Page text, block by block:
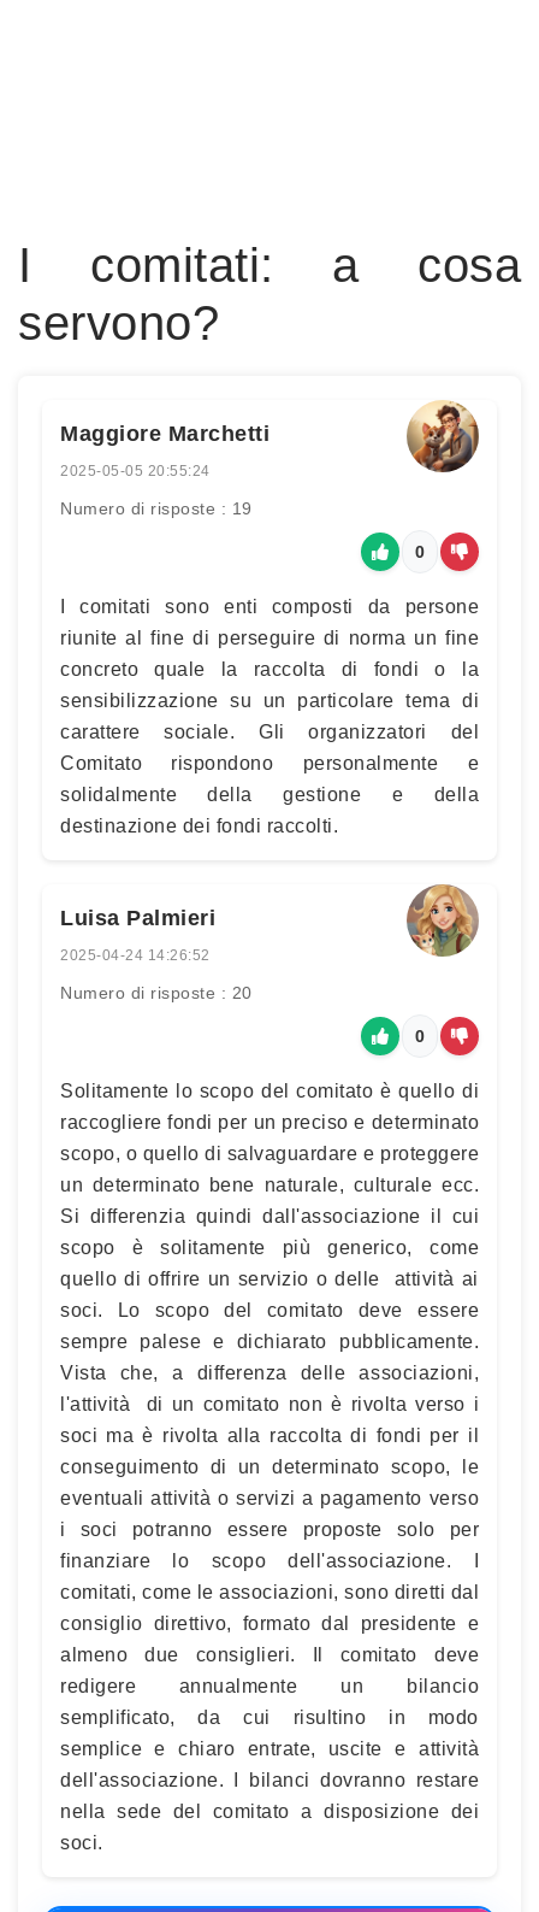
I comitati: a cosa
servono?
Maggiore Marchetti
2025-05-05 20:55:24
Numero di risposte : 19
0
I comitati sono enti composti da persone
riunite al fine di perseguire di norma un fine
concreto quale la raccolta di fondi o la
sensibilizzazione su un particolare tema di
carattere sociale. Gli organizzatori del
Comitato rispondono personalmente e
solidalmente della gestione e della
destinazione dei fondi raccolti.
Luisa Palmieri
2025-04-24 14:26:52
Numero di risposte : 20
0
Solitamente lo scopo del comitato è quello di
raccogliere fondi per un preciso e determinato
scopo, o quello di salvaguardare e proteggere
un determinato bene naturale, culturale ecc.
Si differenzia quindi dall'associazione il cui
scopo è solitamente più generico, come
quello di offrire un servizio o delle attività ai
soci. Lo scopo del comitato deve essere
sempre palese e dichiarato pubblicamente.
Vista che, a differenza delle associazioni,
l'attività di un comitato non è rivolta verso i
soci ma è rivolta alla raccolta di fondi per il
conseguimento di un determinato scopo, le
eventuali attività o servizi a pagamento verso
i soci potranno essere proposte solo per
finanziare lo scopo dell'associazione. I
comitati, come le associazioni, sono diretti dal
consiglio direttivo, formato dal presidente e
almeno due consiglieri. Il comitato deve
redigere annualmente un bilancio
semplificato, da cui risultino in modo
semplice e chiaro entrate, uscite e attività
dell'associazione. I bilanci dovranno restare
nella sede del comitato a disposizione dei
soci.